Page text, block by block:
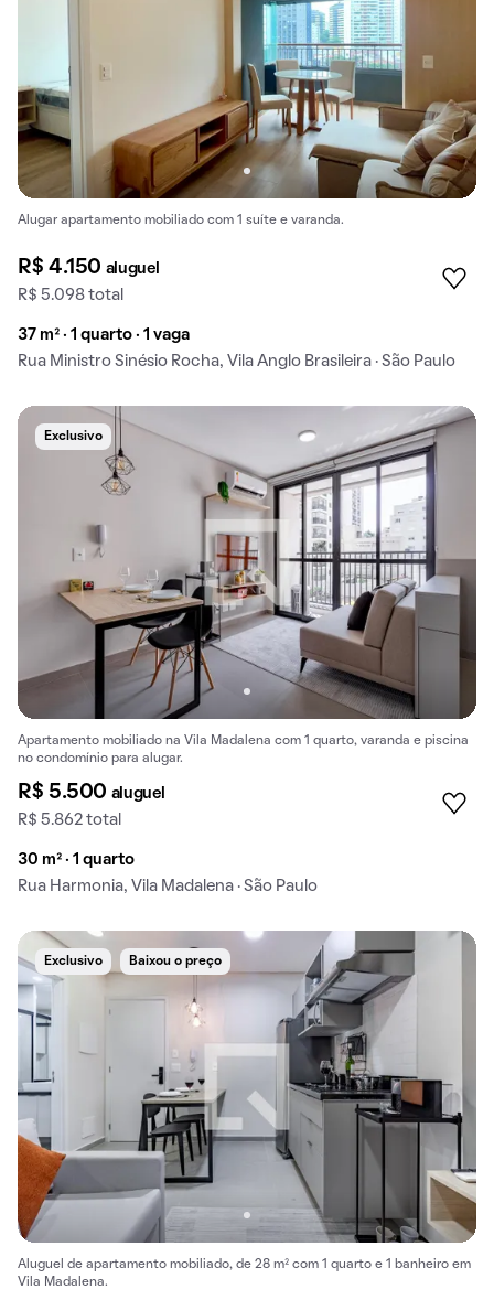
Alugar apartamento mobiliado com 1 suíte e varanda.
R$ 4.150 aluguel
R$ 5.098 total
37 m² · 1 quarto · 1 vaga
Rua Ministro Sinésio Rocha, Vila Anglo Brasileira · São Paulo
Exclusivo
Apartamento mobiliado na Vila Madalena com 1 quarto, varanda e piscina
no condomínio para alugar.
R$ 5.500 aluguel
R$ 5.862 total
30 m² · 1 quarto
Rua Harmonia, Vila Madalena · São Paulo
Exclusivo Baixou o preço
Aluguel de apartamento mobiliado, de 28 m² com 1 quarto e 1 banheiro em
Vila Madalena.